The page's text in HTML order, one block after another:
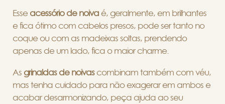
Esse acessório de noiva é, geralmente, em brilhantes
e fica ótimo com cabelos presos, pode ser tanto no
coque ou com as madeixas soltas, prendendo
apenas de um lado, fica o maior charme.
As grinaldas de noivascombinam também com véu,
mas tenha cuidado para não exagerar em ambos e
acabar desarmonizando, peça ajuda ao seu